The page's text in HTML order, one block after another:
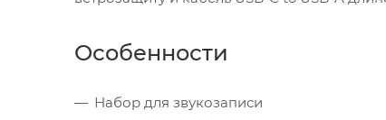
Особенности
Набор для звукозаписи